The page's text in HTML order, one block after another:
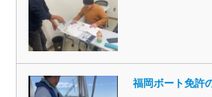
福岡ボート免許